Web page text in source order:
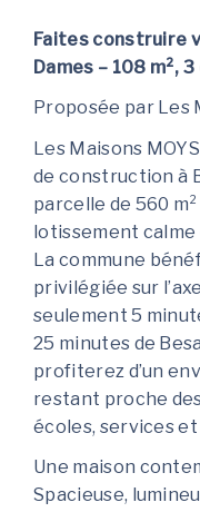
Faites construire
Dames – 108 m²,
Proposée par Les
Les Maisons
de construction à
parcelle de 560
lotissement calme
La commune
privilégiée sur
seulement 5
25 minutes de
profiterez d’un
restant proche
écoles, services
Une maison
Spacieuse,